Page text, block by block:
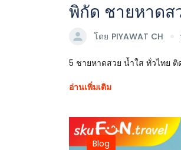
พิกัด ชายหาดส
โดย PIYAWAT CH
5 ชายหาดสวย น้ำใส ทั่วไทย
อ่านเพิ่มเติม
Blog